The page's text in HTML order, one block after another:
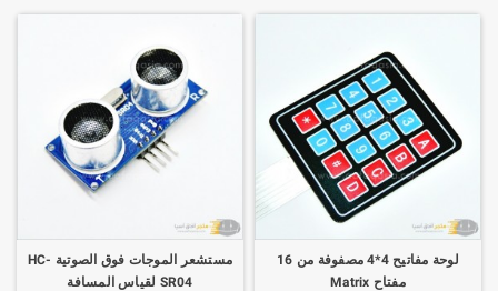
لوحة مفاتيح 4*4 مصفوفة من 16
مفتاح Matrix
مستشعر الموجات فوق الصوتية HC-
SR04 لقياس المسافة